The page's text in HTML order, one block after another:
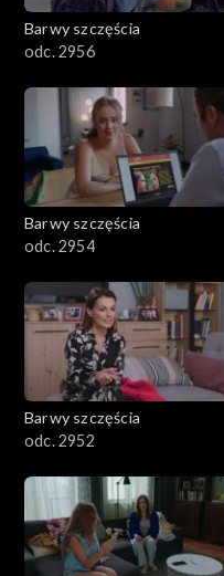
Barwy szczęścia
odc. 2956
Barwy szczęścia
odc. 2954
Barwy szczęścia
odc. 2952